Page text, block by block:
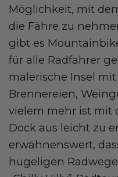
Möglichkeit, mit
die Fähre zu
gibt es
für alle Radfahrer
malerische Insel
Brennereien,
vielem mehr ist mit
Dock aus leicht zu
erwähnenswert,
hügeligen